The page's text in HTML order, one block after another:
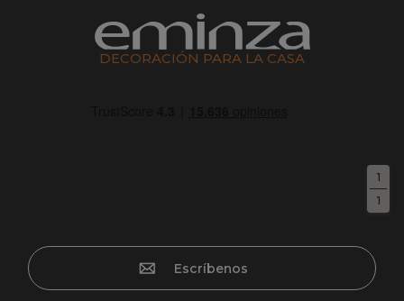
1
1
DECORACIÓN PARA LA CASA
Escríbenos